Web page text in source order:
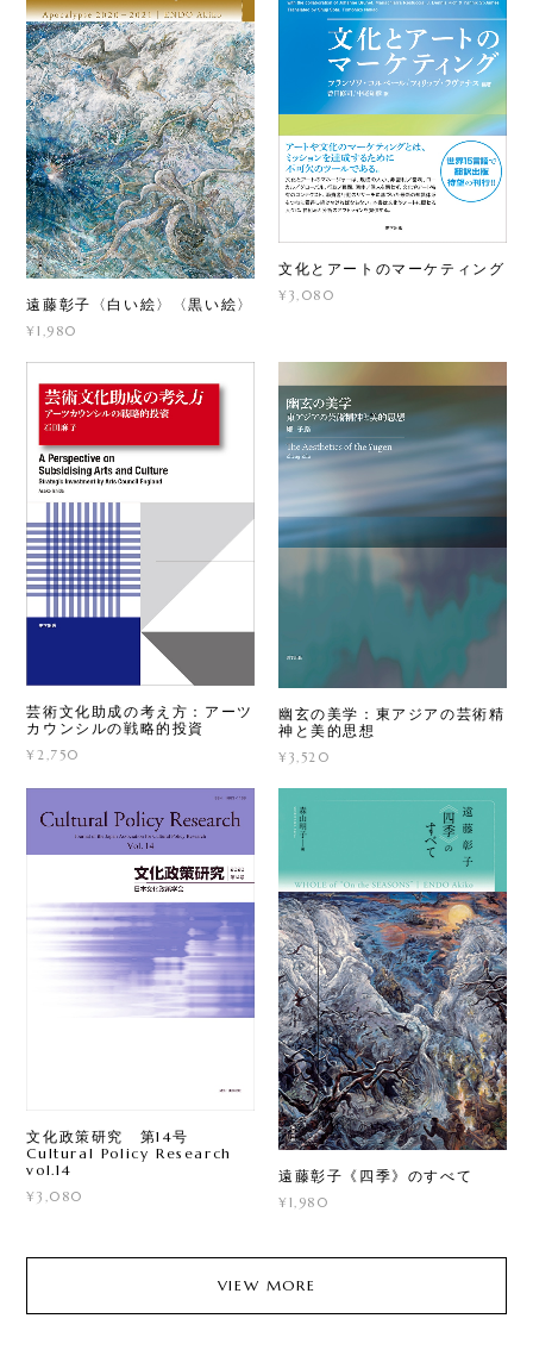
遠藤彰子〈白い絵〉〈黒い絵〉
¥1,980
文化とアートのマーケティング
¥3,080
芸術文化助成の考え方：アーツ
カウンシルの戦略的投資
¥2,750
幽玄の美学：東アジアの芸術精
神と美的思想
¥3,520
文化政策研究 第14号
Cultural Policy Research
vol.14
¥3,080
遠藤彰子《四季》のすべて
¥1,980
VIEW MORE